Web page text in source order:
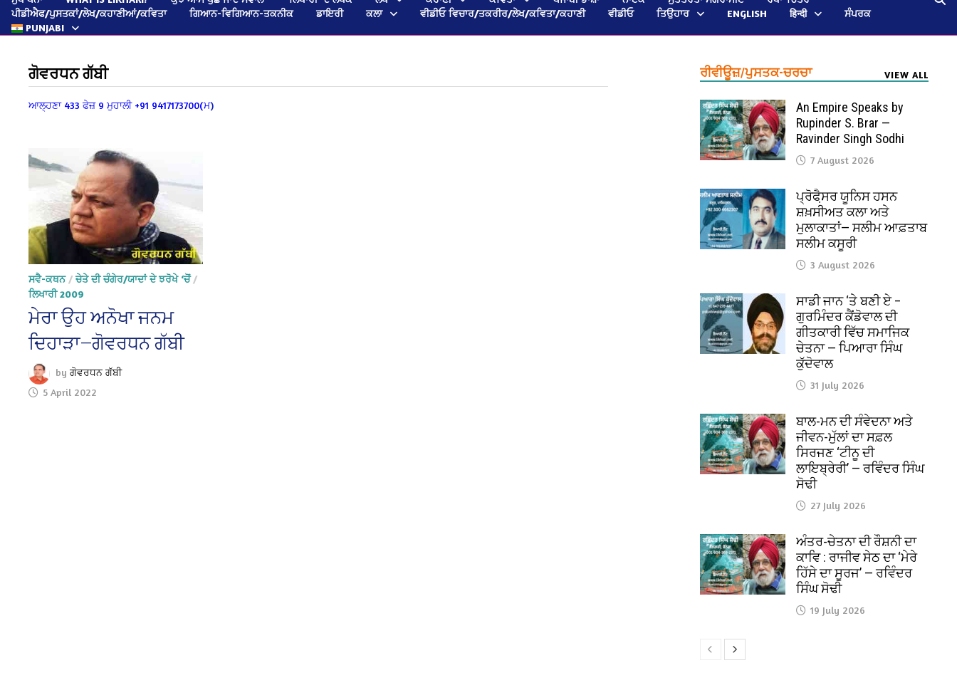
ਪੀਡੀਐਫ/ਪੁਸਤਕਾਂ/ਲੇਖ/ਕਹਾਣੀਆਂ/ਕਵਿਤਾ
ਗਿਆਨ-ਵਿਗਿਆਨ-ਤਕਨੀਕ ਡਾਇਰੀ ਕਲਾ ਵੀਡੀਓ ਵਿਚਾਰ/ਤਕਰੀਰ/ਲੇਖ/ਕਵਿਤਾ/ਕਹਾਣੀ ਵੀਡੀਓ ਤਿਉਹਾਰ ENGLISH हिन्दी
ਸੰਪਰਕ
PUNJABI
ਗੋਵਰਧਨ ਗੱਬੀ
ਆਲ੍ਹਣਾ 433 ਫੇਜ਼ 9 ਮੁਹਾਲੀ +91 9417173700(ਮ)
ਸਵੈ-ਕਥਨ/ਚੇਤੇ ਦੀ ਚੰਗੇਰ/ਯਾਦਾਂ ਦੇ ਝਰੋਖੇ ‘ਚੋਂ/
ਲਿਖਾਰੀ 2009
ਮੇਰਾ ਉਹ ਅਨੋਖਾ ਜਨਮ
ਦਿਹਾੜਾ—ਗੋਵਰਧਨ ਗੱਬੀ
byਗੋਵਰਧਨ ਗੱਬੀ
5 April 2022
ਰੀਵੀਊਜ਼/ਪੁਸਤਕ-ਚਰਚਾ VIEW ALL
An Empire Speaks by
Rupinder S. Brar —
Ravinder Singh Sodhi
7 August 2026
ਪ੍ਰੋਫੈ਼ਸਰ ਯੂਨਿਸ ਹਸਨ
ਸ਼ਖ਼ਸੀਅਤ ਕਲਾ ਅਤੇ
ਮੁਲਾਕਾਤਾਂ— ਸਲੀਮ ਆਫ਼ਤਾਬ
ਸਲੀਮ ਕਸੂਰੀ
3 August 2026
ਸਾਡੀ ਜਾਨ ‘ਤੇ ਬਣੀ ਏ –
ਗੁਰਮਿੰਦਰ ਕੈਂਡੋਵਾਲ ਦੀ
ਗੀਤਕਾਰੀ ਵਿੱਚ ਸਮਾਜਿਕ
ਚੇਤਨਾ — ਪਿਆਰਾ ਸਿੰਘ
ਕੁੱਦੋਵਾਲ
31 July 2026
ਬਾਲ-ਮਨ ਦੀ ਸੰਵੇਦਨਾ ਅਤੇ
ਜੀਵਨ-ਮੁੱਲਾਂ ਦਾ ਸਫ਼ਲ
ਸਿਰਜਣ ‘ਟੀਨੂ ਦੀ
ਲਾਇਬ੍ਰੇਰੀ’ — ਰਵਿੰਦਰ ਸਿੰਘ
ਸੋਢੀ
27 July 2026
ਅੰਤਰ-ਚੇਤਨਾ ਦੀ ਰੌਸ਼ਨੀ ਦਾ
ਕਾਵਿ : ਰਾਜੀਵ ਸੇਠ ਦਾ ‘ਮੇਰੇ
ਹਿੱਸੇ ਦਾ ਸੂਰਜ’ — ਰਵਿੰਦਰ
ਸਿੰਘ ਸੋਢੀ
19 July 2026